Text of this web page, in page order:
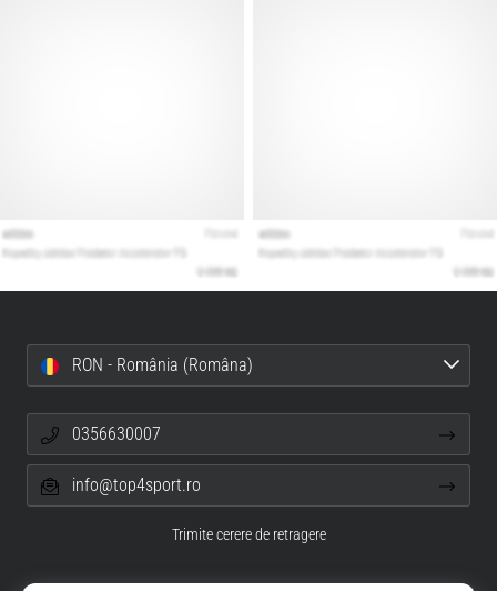
RON - România (Româna)
0356630007
info@top4sport.ro
Trimite cerere de retragere